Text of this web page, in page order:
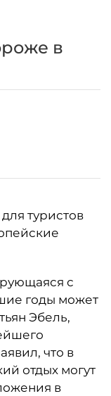
в
туристов
с
годы может
Эбель,
что в
отдых могут
в